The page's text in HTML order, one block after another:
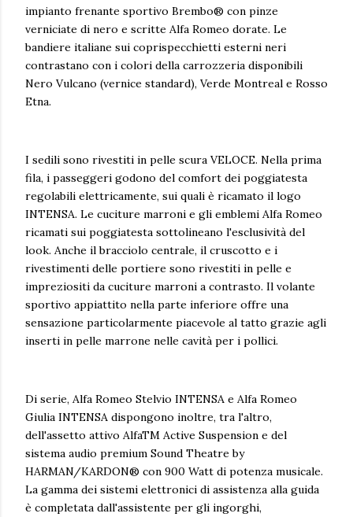
impianto frenante sportivo Brembo® con pinze
verniciate di nero e scritte Alfa Romeo dorate. Le
bandiere italiane sui coprispecchietti esterni neri
contrastano con i colori della carrozzeria disponibili
Nero Vulcano (vernice standard), Verde Montreal e Rosso
Etna.
I sedili sono rivestiti in pelle scura VELOCE. Nella prima
fila, i passeggeri godono del comfort dei poggiatesta
regolabili elettricamente, sui quali è ricamato il logo
INTENSA. Le cuciture marroni e gli emblemi Alfa Romeo
ricamati sui poggiatesta sottolineano l'esclusività del
look. Anche il bracciolo centrale, il cruscotto e i
rivestimenti delle portiere sono rivestiti in pelle e
impreziositi da cuciture marroni a contrasto. Il volante
sportivo appiattito nella parte inferiore offre una
sensazione particolarmente piacevole al tatto grazie agli
inserti in pelle marrone nelle cavità per i pollici.
Di serie, Alfa Romeo Stelvio INTENSA e Alfa Romeo
Giulia INTENSA dispongono inoltre, tra l'altro,
dell'assetto attivo AlfaTM Active Suspension e del
sistema audio premium Sound Theatre by
HARMAN/KARDON® con 900 Watt di potenza musicale.
La gamma dei sistemi elettronici di assistenza alla guida
è completata dall'assistente per gli ingorghi,